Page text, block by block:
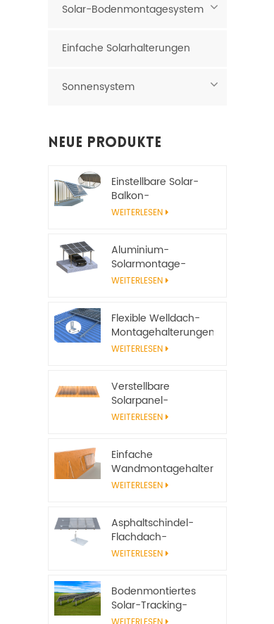
Solar-Bodenmontagesystem
Einfache Solarhalterungen
Sonnensystem
Neue Produkte
Einstellbare Solar-
Balkon-
Montagehalterung
WEITERLESEN
Aluminium-
Solarmontage-
Carport-System
WEITERLESEN
Flexible Welldach-
Montagehalterungen
für Solarmodule
WEITERLESEN
Verstellbare
Solarpanel-
Neigungshalterungen
Solarsysteme
WEITERLESEN
Einfache
Wandmontagehalterungen
aus Aluminium für
WEITERLESEN
Asphaltschindel-
Flachdach-
Solarpanel-
WEITERLESEN
Bodenmontiertes
Solar-Tracking-
System, verstellbarer